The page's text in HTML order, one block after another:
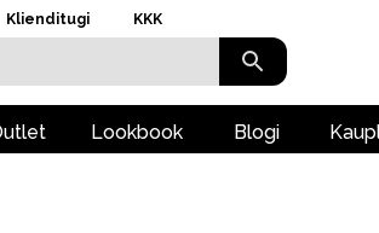
Klienditugi KKK
Lookbook Blogi